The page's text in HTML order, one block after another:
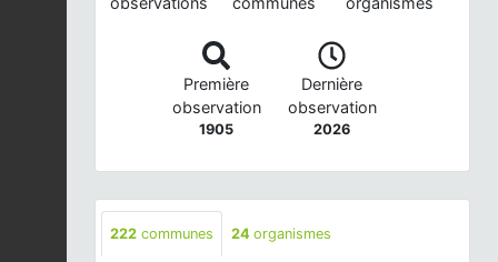
Première
observation
1905
Dernière
observation
2026
222 communes 24 organismes